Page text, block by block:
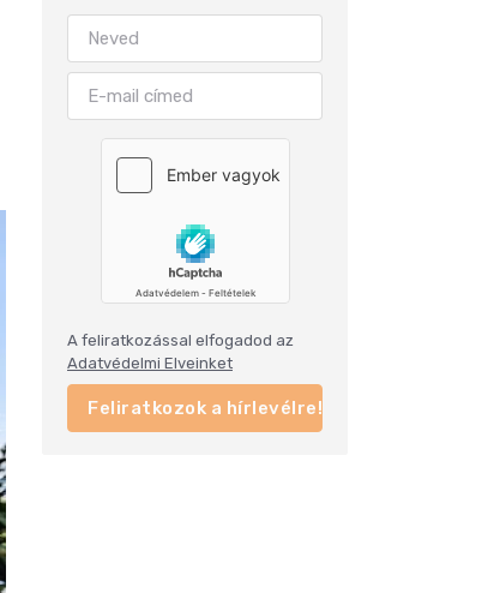
A feliratkozással elfogadod az
Adatvédelmi Elveinket
Feliratkozok a hírlevélre!